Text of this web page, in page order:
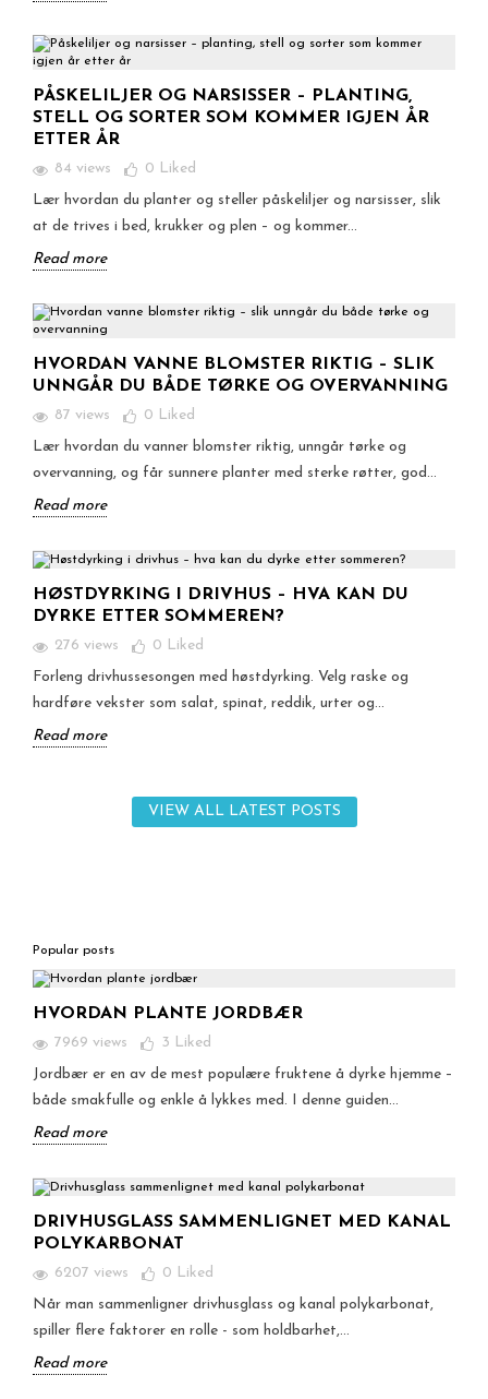
PÅSKELILJER OG NARSISSER – PLANTING,
STELL OG SORTER SOM KOMMER IGJEN ÅR
ETTER ÅR
84 views 0 Liked
Lær hvordan du planter og steller påskeliljer og narsisser, slik
at de trives i bed, krukker og plen – og kommer...
Read more
HVORDAN VANNE BLOMSTER RIKTIG – SLIK
UNNGÅR DU BÅDE TØRKE OG OVERVANNING
87 views 0 Liked
Lær hvordan du vanner blomster riktig, unngår tørke og
overvanning, og får sunnere planter med sterke røtter, god...
Read more
HØSTDYRKING I DRIVHUS – HVA KAN DU
DYRKE ETTER SOMMEREN?
276 views 0 Liked
Forleng drivhussesongen med høstdyrking. Velg raske og
hardføre vekster som salat, spinat, reddik, urter og...
Read more
VIEW ALL LATEST POSTS
Popular posts
HVORDAN PLANTE JORDBÆR
7969 views 3 Liked
Jordbær er en av de mest populære fruktene å dyrke hjemme –
både smakfulle og enkle å lykkes med. I denne guiden...
Read more
DRIVHUSGLASS SAMMENLIGNET MED KANAL
POLYKARBONAT
6207 views 0 Liked
Når man sammenligner drivhusglass og kanal polykarbonat,
spiller flere faktorer en rolle - som holdbarhet,...
Read more